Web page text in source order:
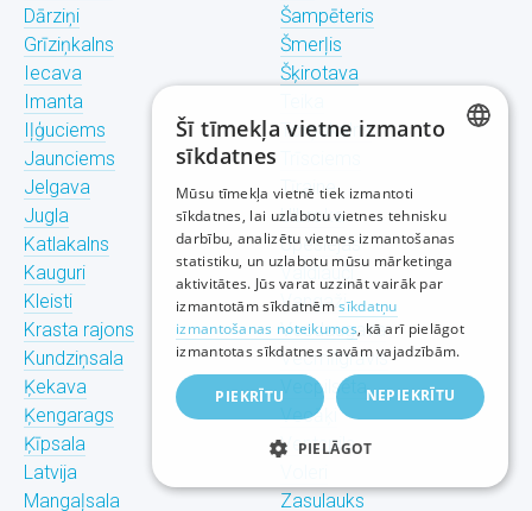
Dārziņi
Grīziņkalns
Iecava
Imanta
Iļģuciems
Jaunciems
Jelgava
Jugla
Katlakalns
Kauguri
Kleisti
Krasta rajons
Kundziņsala
Ķekava
Ķengarags
Ķīpsala
Latvija
Mangaļsala
Šampēteris
Šmerļis
Šķirotava
Torņakalns
Tīraine
Ulbroka
Upeslejas
Valdlauči
Vangaži
Vecdaugava
Vecmīlgrāvis
Vecpilsēta
Vecāķi
Ventspils
Zasulauks
RUSSIAN
ENGLISH
Šī tīmekļa vietne izmanto
sīkdatnes
Mūsu tīmekļa vietnē tiek izmantoti
sīkdatnes, lai uzlabotu vietnes tehnisku
darbību, analizētu vietnes izmantošanas
statistiku, un uzlabotu mūsu mārketinga
aktivitātes. Jūs varat uzzināt vairāk par
izmantotām sīkdatnēmsīkdatņu
izmantošanas noteikumos, kā arī pielāgot
izmantotas sīkdatnes savām vajadzībām.
PIEKRĪTU NEPIEKRĪTU
PIELĀGOT